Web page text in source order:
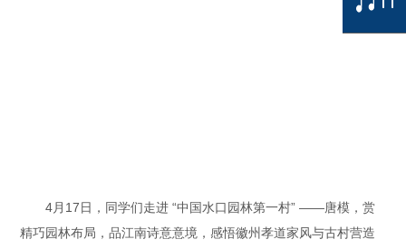
4月17日，同学们走进 “中国水口园林第一村” ——唐模，赏
精巧园林布局，品江南诗意意境，感悟徽州孝道家风与古村营造